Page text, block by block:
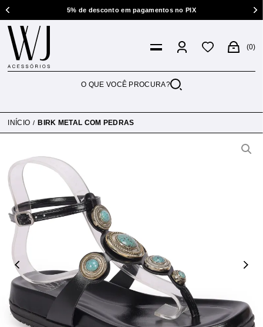
5% de desconto em pagamentos no PIX
0
INÍCIO BIRK METAL COM PEDRAS